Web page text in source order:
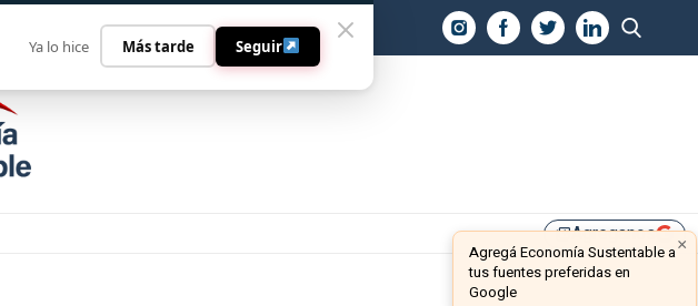
CONTACTO
library_addAgreganos ×
Agregá Economía Sustentable a
tus fuentes preferidas en
Google
Ya lo hice Más tarde Seguir